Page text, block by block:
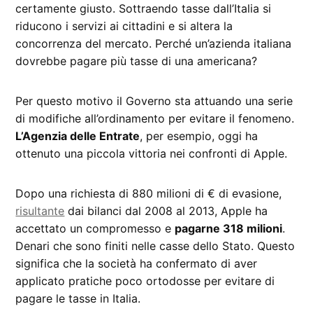
certamente giusto. Sottraendo tasse dall’Italia si
riducono i servizi ai cittadini e si altera la
concorrenza del mercato. Perché un’azienda italiana
dovrebbe pagare più tasse di una americana?
Per questo motivo il Governo sta attuando una serie
di modifiche all’ordinamento per evitare il fenomeno.
L’Agenzia delle Entrate, per esempio, oggi ha
ottenuto una piccola vittoria nei confronti di Apple.
Dopo una richiesta di 880 milioni di € di evasione,
risultante dai bilanci dal 2008 al 2013, Apple ha
accettato un compromesso e pagarne 318 milioni.
Denari che sono finiti nelle casse dello Stato. Questo
significa che la società ha confermato di aver
applicato pratiche poco ortodosse per evitare di
pagare le tasse in Italia.